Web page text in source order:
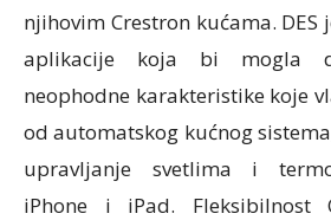
njihovim Crestron kućama. DES
aplikacije koja bi mogla
neophodne karakteristike koje
od automatskog kućnog
upravljanje svetlima i
iPhone i iPad. Fleksibilnost